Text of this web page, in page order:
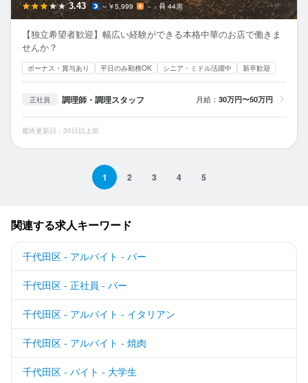
3.43 ～￥5,999 － 44席
【独立希望者歓迎】幅広い経験ができる本格中華のお店で働きま
せんか？
ボーナス・賞与あり 平日のみ勤務OK シニア・ミドル活躍中 新卒歓迎
正社員 調理師・調理スタッフ 月給： 30万円〜50万円
最終更新日：30日以上前
1 2 3 4 5
関連する求人キーワード
千代田区 - アルバイト - バー
千代田区 - 正社員 - バー
千代田区 - アルバイト - イタリアン
千代田区 - アルバイト - 焼肉
千代田区 - バイト - 大学生